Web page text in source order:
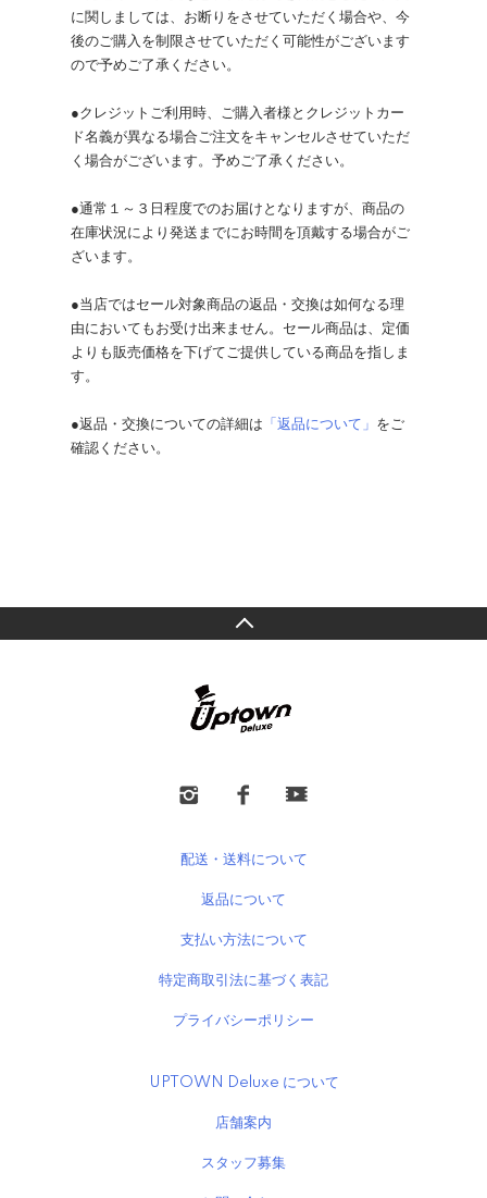
に関しましては、お断りをさせていただく場合や、今
後のご購入を制限させていただく可能性がございます
ので予めご了承ください。
●クレジットご利用時、ご購入者様とクレジットカー
ド名義が異なる場合ご注文をキャンセルさせていただ
く場合がございます。予めご了承ください。
●通常１～３日程度でのお届けとなりますが、商品の
在庫状況により発送までにお時間を頂戴する場合がご
ざいます。
●当店ではセール対象商品の返品・交換は如何なる理
由においてもお受け出来ません。セール商品は、定価
よりも販売価格を下げてご提供している商品を指しま
す。
●返品・交換についての詳細は 「返品について」 をご
確認ください。
配送・送料について
返品について
支払い方法について
特定商取引法に基づく表記
プライバシーポリシー
UPTOWN Deluxe について
店舗案内
スタッフ募集